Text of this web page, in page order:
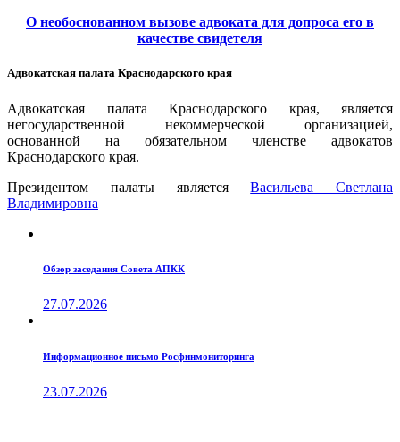
О необоснованном вызове адвоката для допроса его в
качестве свидетеля
Адвокатская палата Краснодарского края
Адвокатская палата Краснодарского края, является
негосударственной некоммерческой организацией,
основанной на обязательном членстве адвокатов
Краснодарского края.
Президентом палаты являетсяВаcильева Светлана
Владимировна
Обзор заседания Совета АПКК
27.07.2026
Информационное письмо Росфинмониторинга
23.07.2026